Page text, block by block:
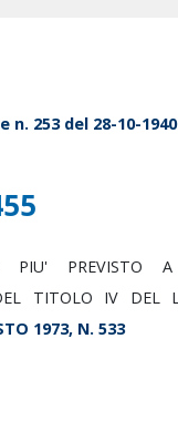
n. 253 del 28-10-1940
PIU' PREVISTO A
TITOLO IV DEL
1973, N. 533